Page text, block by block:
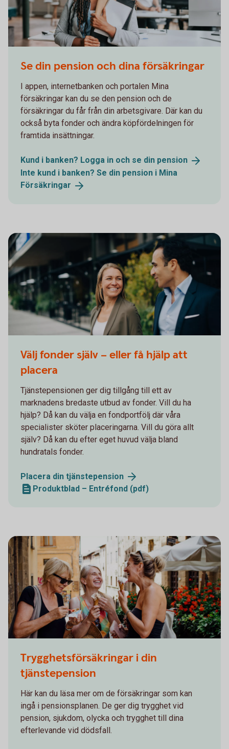
Se din pension och dina försäkringar
I appen, internetbanken och portalen Mina
försäkringar kan du se den pension och de
försäkringar du får från din arbetsgivare. Där kan du
också byta fonder och ändra köpfördelning­en för
framtida insättningar.
Kund i banken? Logga in och se din pension
Inte kund i banken? Se din pension i Mina
Försäkringar
Välj fonder själv – eller få hjälp att
placera
Tjänstepensionen ger dig tillgång till ett av
marknadens bredaste utbud av fonder. Vill du ha
hjälp? Då kan du välja en fondportfölj där våra
specialister sköter placeringarna. Vill du göra allt
själv? Då kan du efter eget huvud välja bland
hundratals fonder.
Placera din tjänstepension
Produktblad – Entréfond (pdf)
Trygghetsförsäkringar i din
tjänstepension
Här kan du läsa mer om de försäkringar som kan
ingå i pensionsplanen. De ger dig trygghet vid
pension, sjukdom, olycka och trygghet till dina
efterlevande vid dödsfall.